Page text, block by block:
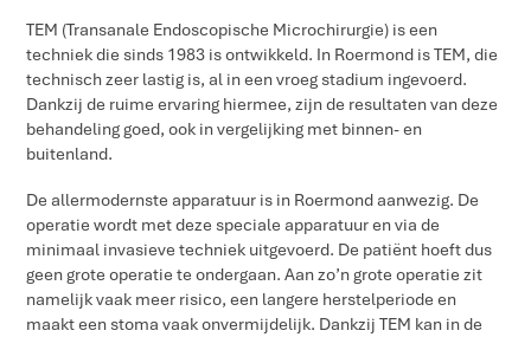
TEM (Transanale Endoscopische Microchirurgie) is een
techniek die sinds 1983 is ontwikkeld. In Roermond is TEM, die
technisch zeer lastig is, al in een vroeg stadium ingevoerd.
Dankzij de ruime ervaring hiermee, zijn de resultaten van deze
behandeling goed, ook in vergelijking met binnen- en
buitenland.
De allermodernste apparatuur is in Roermond aanwezig. De
operatie wordt met deze speciale apparatuur en via de
minimaal invasieve techniek uitgevoerd. De patiënt hoeft dus
geen grote operatie te ondergaan. Aan zo’n grote operatie zit
namelijk vaak meer risico, een langere herstelperiode en
maakt een stoma vaak onvermijdelijk. Dankzij TEM kan in de